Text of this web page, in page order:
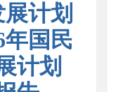
计划
年国民
计划